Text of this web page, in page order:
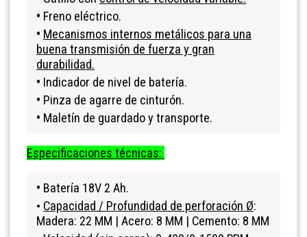
• Freno eléctrico.
• Mecanismos internos metálicos para una
buena transmisión de fuerza y gran
durabilidad.
• Indicador de nivel de batería.
• Pinza de agarre de cinturón.
• Maletín de guardado y transporte.
Especificaciones técnicas:
• Batería 18V 2 Ah.
• Capacidad / Profundidad de perforación Ø:
Madera: 22 MM | Acero: 8 MM | Cemento: 8 MM